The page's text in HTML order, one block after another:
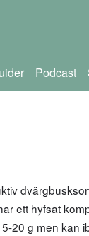
Podcast
ett hyfsat
20 g men kan